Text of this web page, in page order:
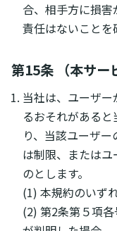
合、相手方に損
責任はないことを
第15条 （本サー
当社は、ユーザ
るおそれがある
り、当該ユーザ
は制限、または
のとします。
(1) 本規約のいず
(2) 第2条第５項